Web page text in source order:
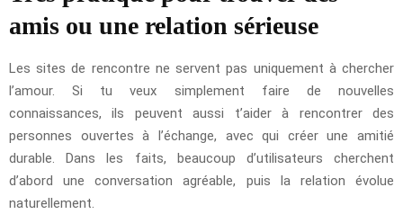
amis ou une relation sérieuse
Les sites de rencontre ne servent pas uniquement à chercher
l’amour. Si tu veux simplement faire de nouvelles
connaissances, ils peuvent aussi t’aider à rencontrer des
personnes ouvertes à l’échange, avec qui créer une amitié
durable. Dans les faits, beaucoup d’utilisateurs cherchent
d’abord une conversation agréable, puis la relation évolue
naturellement.